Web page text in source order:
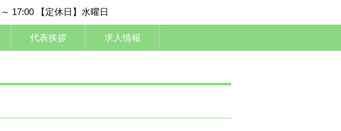
17:00 【定休日】水曜日
代表挨拶 求人情報